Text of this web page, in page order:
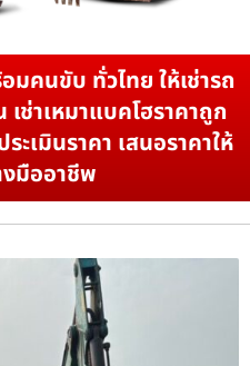
มคนขับ ทั่วไทย ให้เช่ารถ
ช่าเหมาแบคโฮราคาถูก
เมินราคา เสนอราคาให้
งมืออาชีพ